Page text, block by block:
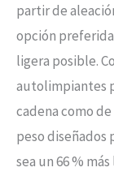
partir de
opción
ligera posible.
autolimpiantes
cadena como
peso diseñados
sea un 66 %